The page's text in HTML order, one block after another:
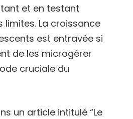
et en testant
limites. La croissance
est entravée si
de les microgérer
cruciale du
un article intitulé “Le